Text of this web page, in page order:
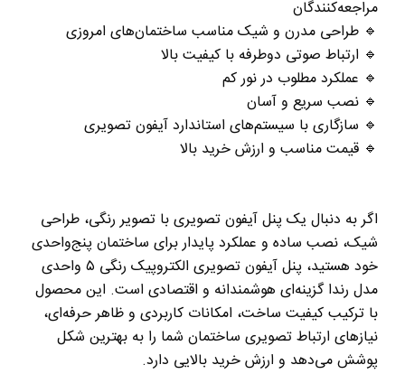
مراجعه‌کنندگان
🔹 طراحی مدرن و شیک مناسب ساختمان‌های امروزی
🔹 ارتباط صوتی دوطرفه با کیفیت بالا
🔹 عملکرد مطلوب در نور کم
🔹 نصب سریع و آسان
🔹 سازگاری با سیستم‌های استاندارد آیفون تصویری
🔹 قیمت مناسب و ارزش خرید بالا
اگر به دنبال یکپنل آیفون تصویری با تصویر رنگی، طراحی
شیک، نصب ساده و عملکرد پایداربرای ساختمان پنج‌واحدی
خود هستید، پنل آیفون تصویری الکتروپیک رنگی ۵ واحدی
مدل رنداگزینه‌ای هوشمندانه و اقتصادی است. این محصول
با ترکیبکیفیت ساخت، امکانات کاربردی و ظاهر حرفه‌ای،
نیازهای ارتباط تصویری ساختمان شما را به بهترین شکل
پوشش می‌دهد و ارزش خرید بالایی دارد.